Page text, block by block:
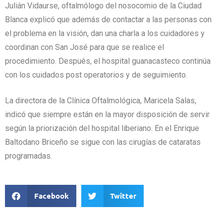
Julián Vidaurse, oftalmólogo del nosocomio de la Ciudad
Blanca explicó que además de contactar a las personas con
el problema en la visión, dan una charla a los cuidadores y
coordinan con San José para que se realice el
procedimiento. Después, el hospital guanacasteco continúa
con los cuidados post operatorios y de seguimiento.
La directora de la Clínica Oftalmológica, Maricela Salas,
indicó que siempre están en la mayor disposición de servir
según la priorización del hospital liberiano. En el Enrique
Baltodano Briceño se sigue con las cirugías de cataratas
programadas.
Facebook Twitter